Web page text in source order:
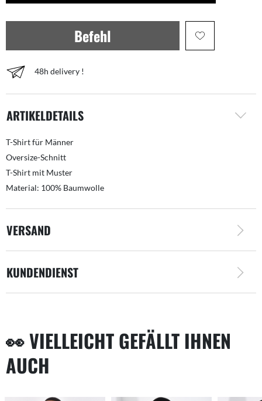
Befehl
48h delivery !
ARTIKELDETAILS
T-Shirt für Männer
Oversize-Schnitt
T-Shirt mit Muster
Material: 100% Baumwolle
VERSAND
KUNDENDIENST
👀 VIELLEICHT GEFÄLLT IHNEN
AUCH